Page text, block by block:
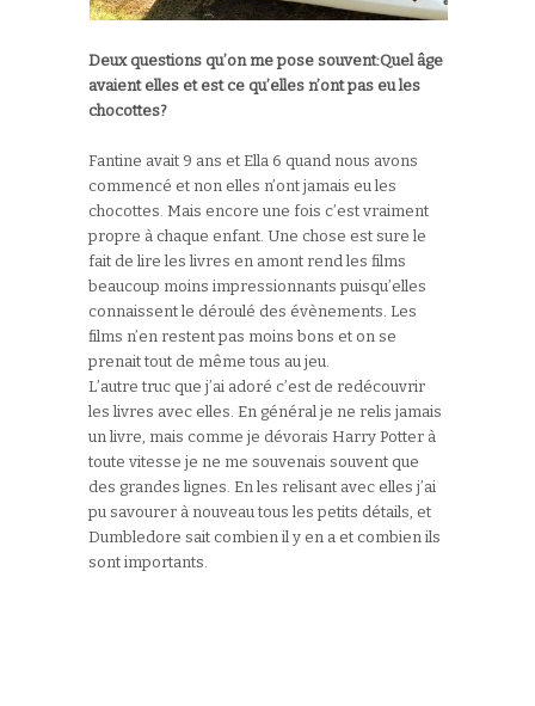
Deux questions qu’on me pose souvent:Quel âge
avaient elles et est ce qu’elles n’ont pas eu les
chocottes?
Fantine avait 9 ans et Ella 6 quand nous avons
commencé et non elles n’ont jamais eu les
chocottes. Mais encore une fois c’est vraiment
propre à chaque enfant. Une chose est sure le
fait de lire les livres en amont rend les films
beaucoup moins impressionnants puisqu’elles
connaissent le déroulé des évènements. Les
films n’en restent pas moins bons et on se
prenait tout de même tous au jeu.
L’autre truc que j’ai adoré c’est de redécouvrir
les livres avec elles. En général je ne relis jamais
un livre, mais comme je dévorais Harry Potter à
toute vitesse je ne me souvenais souvent que
des grandes lignes. En les relisant avec elles j’ai
pu savourer à nouveau tous les petits détails, et
Dumbledore sait combien il y en a et combien ils
sont importants.